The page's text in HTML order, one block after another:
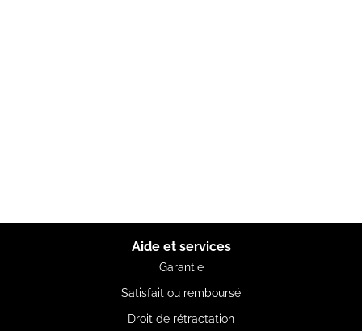
Aide et services
Garantie
Satisfait ou remboursé
Droit de rétractation